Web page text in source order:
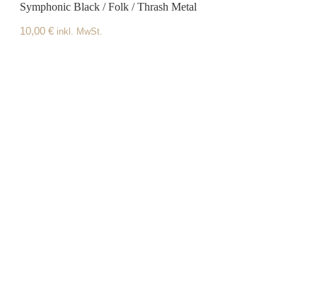
Symphonic Black / Folk / Thrash Metal
10,00 € inkl. MwSt.